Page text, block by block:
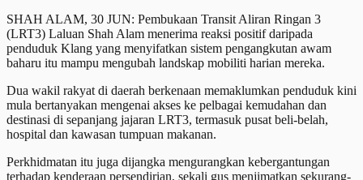
SHAH ALAM, 30 JUN: Pembukaan Transit Aliran Ringan 3
(LRT3) Laluan Shah Alam menerima reaksi positif daripada
penduduk Klang yang menyifatkan sistem pengangkutan awam
baharu itu mampu mengubah landskap mobiliti harian mereka.
Dua wakil rakyat di daerah berkenaan memaklumkan penduduk kini
mula bertanyakan mengenai akses ke pelbagai kemudahan dan
destinasi di sepanjang jajaran LRT3, termasuk pusat beli-belah,
hospital dan kawasan tumpuan makanan.
Perkhidmatan itu juga dijangka mengurangkan kebergantungan
terhadap kenderaan persendirian, sekali gus menjimatkan sekurang-